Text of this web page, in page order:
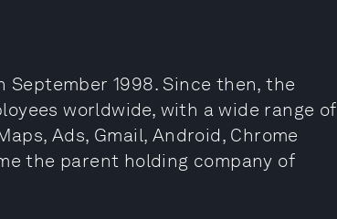
September 1998. Since then, the
worldwide, with a wide range of
Ads, Gmail, Android, Chrome
the parent holding company of